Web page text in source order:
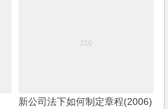
新公司法下如何制定章程(2006)